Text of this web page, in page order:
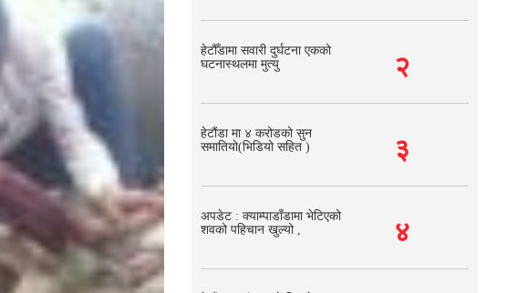
हेटौँडामा सवारी दुर्घटना एकको
घटनास्थलमा मुत्यु
२
हेटौंडा मा ४ करोडको सुन
समातियो(भिडियो सहित )
३
अपडेट : क्याम्पाडाँडामा भेटिएको
शवको पहिचान खुल्यो ,
४